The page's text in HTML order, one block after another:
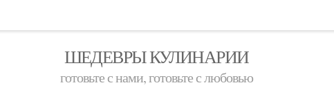
ШЕДЕВРЫ КУЛИНАРИИ
готовьте с нами, готовьте с любовью